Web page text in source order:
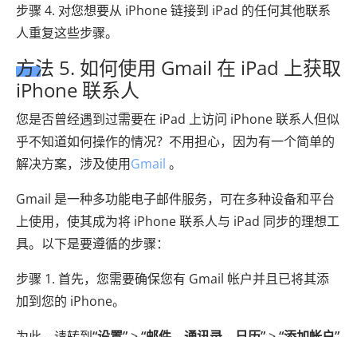
步骤 4. 对您想要从 iPhone 链接到 iPad 的任何其他联系
人重复这些步骤。
方法 5. 如何使用 Gmail 在 iPad 上获取
iPhone 联系人
您是否曾经遇到过需要在 iPad 上访问 iPhone 联系人但似
乎不知道如何操作的情况？不用担心，因为有一个简单的
解决方案，涉及使用Gmail 。
Gmail 是一种多功能电子邮件服务，可在多种设备和平台
上使用，使其成为将 iPhone 联系人与 iPad 同步的理想工
具。以下是要遵循的步骤：
步骤 1. 首先，您需要确保您有 Gmail 帐户并且已将其添
加到您的 iPhone。